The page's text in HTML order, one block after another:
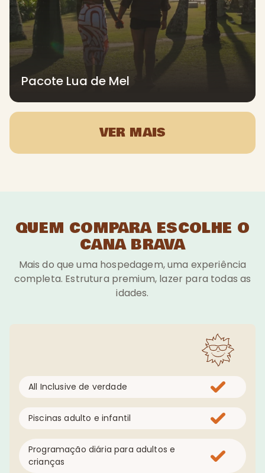
Pacote Lua de Mel
VER MAIS
QUEM COMPARA ESCOLHE O
CANA BRAVA
Mais do que uma hospedagem, uma experiência
completa. Estrutura premium, lazer para todas as
idades.
All Inclusive de verdade
Piscinas adulto e infantil
Programação diária para adultos e
crianças